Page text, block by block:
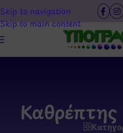
Skip to navigation
Skip to main content
Καθρέπτης